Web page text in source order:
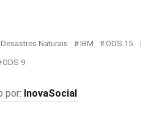
Desastres Naturais IBM ODS 15
ODS 9
InovaSocial